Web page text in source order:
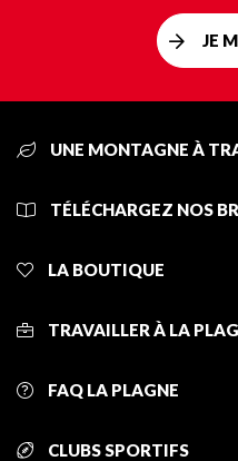
JE
UNE MONTAGNE À
TÉLÉCHARGEZ NOS
LA BOUTIQUE
TRAVAILLER À LA
FAQ LA PLAGNE
CLUBS SPORTIFS